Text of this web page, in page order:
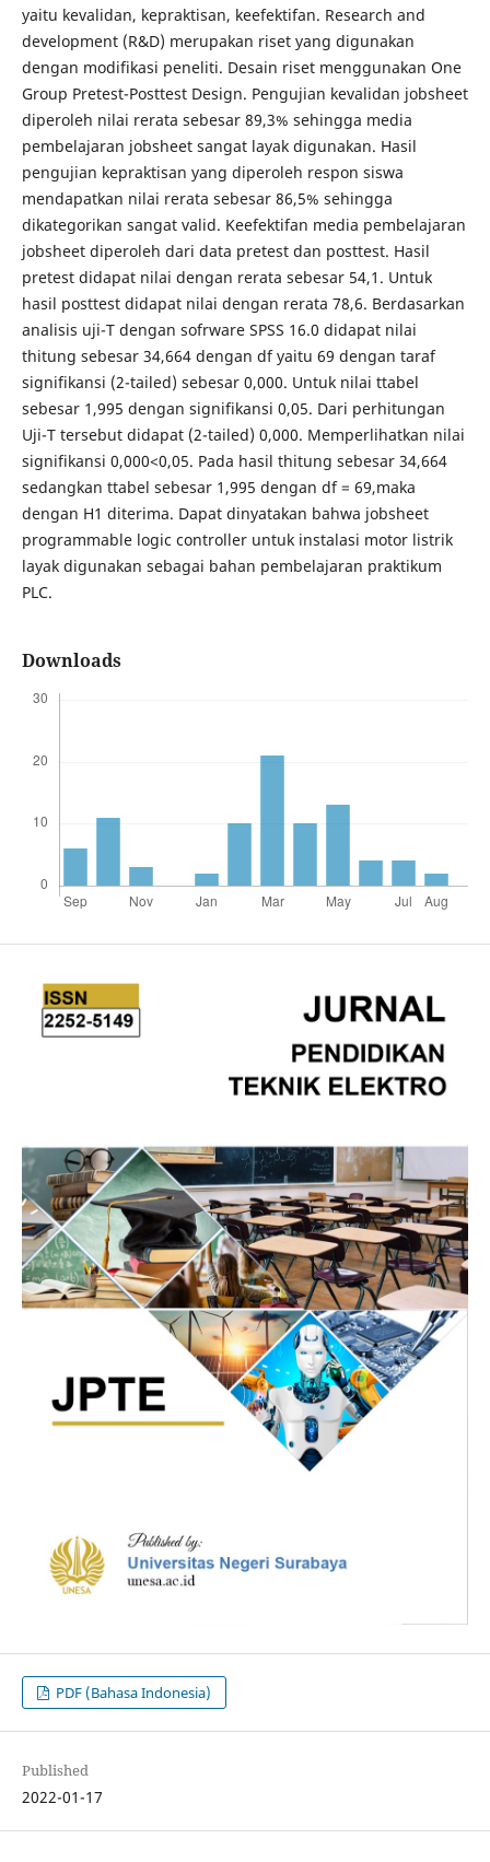
yaitu kevalidan, kepraktisan, keefektifan. Research and
development (R&D) merupakan riset yang digunakan
dengan modifikasi peneliti. Desain riset menggunakan One
Group Pretest-Posttest Design. Pengujian kevalidan jobsheet
diperoleh nilai rerata sebesar 89,3% sehingga media
pembelajaran jobsheet sangat layak digunakan. Hasil
pengujian kepraktisan yang diperoleh respon siswa
mendapatkan nilai rerata sebesar 86,5% sehingga
dikategorikan sangat valid. Keefektifan media pembelajaran
jobsheet diperoleh dari data pretest dan posttest. Hasil
pretest didapat nilai dengan rerata sebesar 54,1. Untuk
hasil posttest didapat nilai dengan rerata 78,6. Berdasarkan
analisis uji-T dengan sofrware SPSS 16.0 didapat nilai
thitung sebesar 34,664 dengan df yaitu 69 dengan taraf
signifikansi (2-tailed) sebesar 0,000. Untuk nilai ttabel
sebesar 1,995 dengan signifikansi 0,05. Dari perhitungan
Uji-T tersebut didapat (2-tailed) 0,000. Memperlihatkan nilai
signifikansi 0,000<0,05. Pada hasil thitung sebesar 34,664
sedangkan ttabel sebesar 1,995 dengan df = 69,maka
dengan H1 diterima. Dapat dinyatakan bahwa jobsheet
programmable logic controller untuk instalasi motor listrik
layak digunakan sebagai bahan pembelajaran praktikum
PLC.
Downloads
PDF (Bahasa Indonesia)
Published
2022-01-17